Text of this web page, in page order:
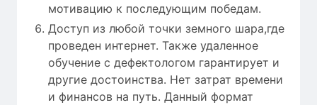
мотивацию к последующим победам.
Доступ из любой точки земного шара,где
проведен интернет. Также удаленное
обучение с дефектологом гарантирует и
другие достоинства. Нет затрат времени
и финансов на путь. Данный формат